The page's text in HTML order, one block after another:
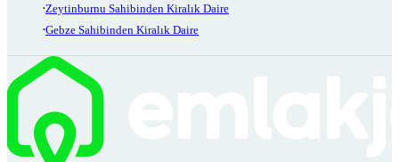
Zeytinburnu Sahibinden Kiralık Daire
Gebze Sahibinden Kiralık Daire